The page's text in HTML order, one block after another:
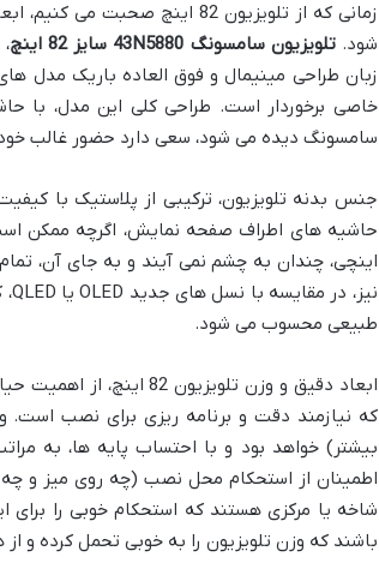
زمانی که از تلویزیون 82
شود.تلویزیون سامسونگ 43N5880 سایز 82 اینچ
زبان طراحی مینیمال و فوق العاده باریک مدل
خاصی برخوردار است. طراحی کلی این مدل، با
سامسونگ دیده می شود، سعی دارد حضور غالب
جنس بدنه تلویزیون، ترکیبی از پلاستیک با
اینچی، چندان به چشم نمی آیند و به جای آن،
طبیعی محسوب می شود.
ابعاد دقیق و وزن
بیشتر) خواهد بود و با احتساب پایه ها، به
اطمینان از استحکام محل نصب (چه روی میز و چه
شاخه یا مرکزی هستند که استحکام خوبی را برای
باشند که وزن تلویزیون را به خوبی تحمل کرده و